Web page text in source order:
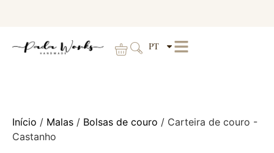
PT
Início / Malas / Bolsas de couro / Carteira de couro -
Castanho